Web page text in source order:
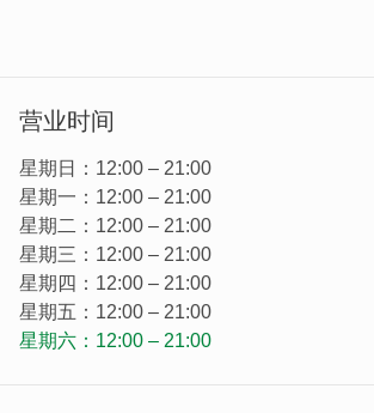
：「 哈罗！您好！ 」
一句简单的问候语，却回荡在耳边11年。
消逝的是时间，留下的是属於我们的故事。
营业时间
星期日：12:00 – 21:00
星期一：12:00 – 21:00
星期二：12:00 – 21:00
星期三：12:00 – 21:00
星期四：12:00 – 21:00
星期五：12:00 – 21:00
星期六：12:00 – 21:00